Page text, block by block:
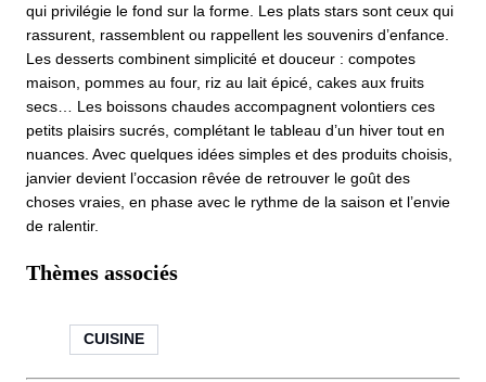
qui privilégie le fond sur la forme. Les plats stars sont ceux qui
rassurent, rassemblent ou rappellent les souvenirs d’enfance.
Les desserts combinent simplicité et douceur : compotes
maison, pommes au four, riz au lait épicé, cakes aux fruits
secs… Les boissons chaudes accompagnent volontiers ces
petits plaisirs sucrés, complétant le tableau d’un hiver tout en
nuances. Avec quelques idées simples et des produits choisis,
janvier devient l’occasion rêvée de retrouver le goût des
choses vraies, en phase avec le rythme de la saison et l’envie
de ralentir.
Thèmes associés
CUISINE